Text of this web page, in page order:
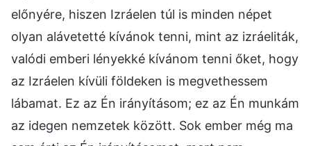
előnyére, hiszen Izráelen túl is minden népet
olyan alávetetté kívánok tenni, mint az izráeliták,
valódi emberi lényekké kívánom tenni őket, hogy
az Izráelen kívüli földeken is megvethessem
lábamat. Ez az Én irányításom; ez az Én munkám
az idegen nemzetek között. Sok ember még ma